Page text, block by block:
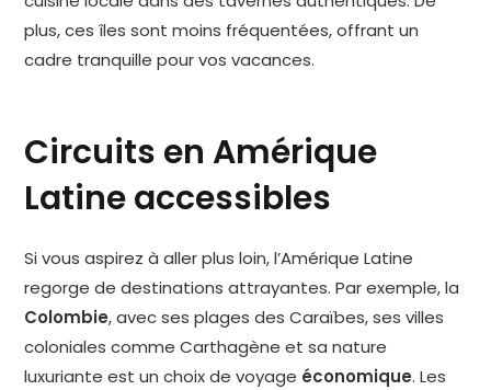
plus, ces îles sont moins fréquentées, offrant un
cadre tranquille pour vos vacances.
Circuits en Amérique
Latine accessibles
Si vous aspirez à aller plus loin, l’Amérique Latine
regorge de destinations attrayantes. Par exemple, la
Colombie, avec ses plages des Caraïbes, ses villes
coloniales comme Carthagène et sa nature
luxuriante est un choix de voyage économique. Les